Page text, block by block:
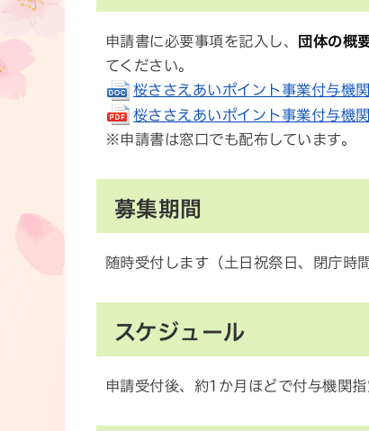
申請書に必要事項を記入し、 団体の概
てください。
桜ささえあいポイント事業付与機
桜ささえあいポイント事業付与機
※申請書は窓口でも配布しています。
募集期間
随時受付します（土日祝祭日、閉庁時
スケジュール
申請受付後、約1か月ほどで付与機関